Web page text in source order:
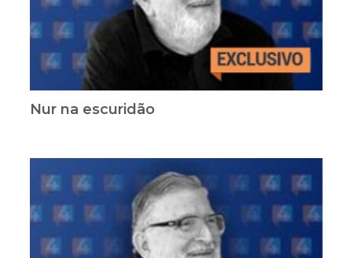
Nur na escuridão